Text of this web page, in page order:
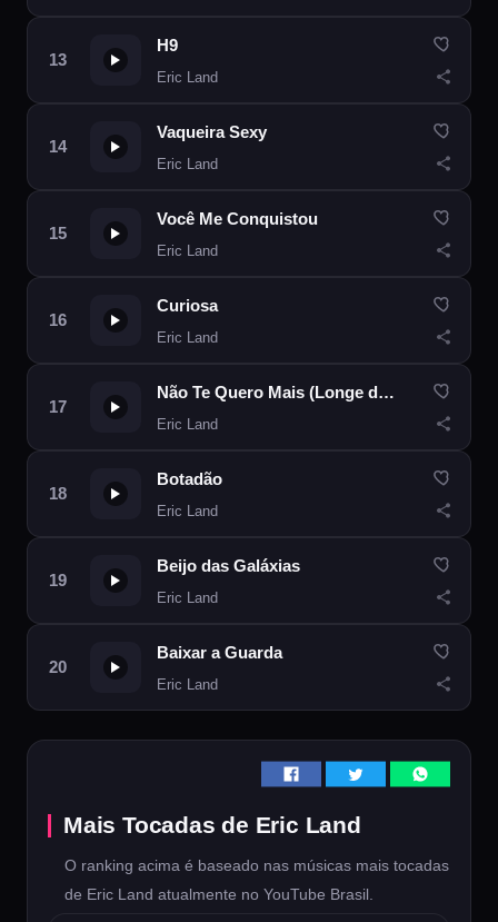
H9
Eric Land
Vaqueira Sexy
Eric Land
Você Me Conquistou
Eric Land
Curiosa
Eric Land
Não Te Quero Mais (Longe da Minha Boca)
Eric Land
Botadão
Eric Land
Beijo das Galáxias
Eric Land
Baixar a Guarda
Eric Land
Mais Tocadas de Eric Land
O ranking acima é baseado nas músicas mais tocadas
de Eric Land atualmente no YouTube Brasil.